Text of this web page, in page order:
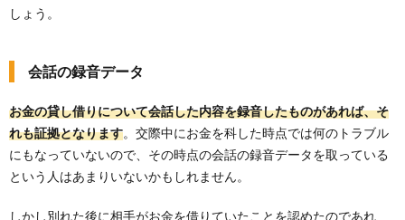
しょう。
会話の録音データ
お金の貸し借りについて会話した内容を録音したものがあれば、そ
れも証拠となります。交際中にお金を科した時点では何のトラブル
にもなっていないので、その時点の会話の録音データを取っている
という人はあまりいないかもしれません。
しかし別れた後に相手がお金を借りていたことを認めたのであれ